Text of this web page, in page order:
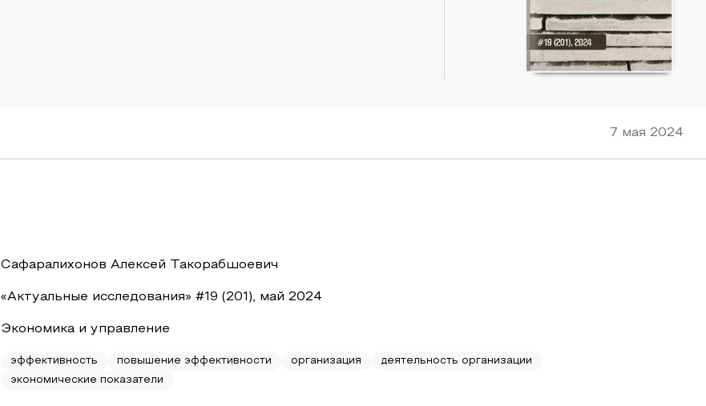
7 мая 2024
Сафаралихонов Алексей Такорабшоевич
«Актуальные исследования» #19 (201), май 2024
Экономика и управление
эффективность повышение эффективности организация
деятельность организации
экономические показатели